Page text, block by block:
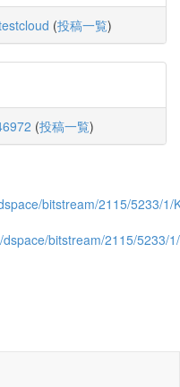
(投稿一覧)
(投稿一覧)
bitstream/2115/5233/1/
bitstream/2115/5233/